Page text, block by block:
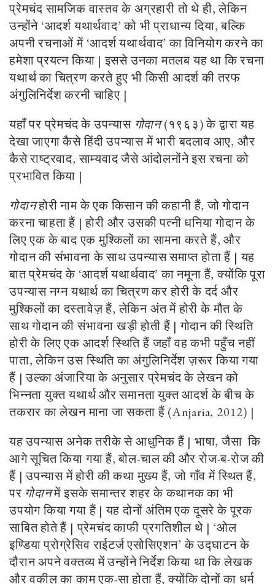
प्रेमचंद सामजिक वास्तव के अग्रहारी तो थे ही, लेकिन
उन्होंने ‘आदर्श यथार्थवाद’ को भी प्राधान्य दिया, बल्कि
अपनी रचनाओं में ‘आदर्श यथार्थवाद’ का विनियोग करने का
हमेशा प्रयत्न किया | इससे उनका मतलब यह था कि रचना
यथार्थ का चित्रण करते हुए भी किसी आदर्श की तरफ
अंगुलिनिर्देश करनी चाहिए |
यहाँ पर प्रेमचंद के उपन्यास गोदान(१९६३) के द्वारा यह
देखा जाएगा कैसे हिंदी उपन्यास में भारी बदलाव आए, और
कैसे राष्ट्रवाद, साम्यवाद जैसे आंदोलनोंने इस रचना को
प्रभावित किया |
गोदानहोरी नाम के एक किसान की कहानी हैं, जो गोदान
करना चाहता हैं | होरी और उसकी पत्नी धनिया गोदान के
लिए एक के बाद एक मुश्किलों का सामना करते हैं, और
गोदान की संभावना के साथ उपन्यास समाप्त होता हैं | यह
बात प्रेमचंद के ‘आदर्श यथार्थवाद’ का नमूना हैं, क्योंकि पूरा
उपन्यास नग्न यथार्थ का चित्रण कर होरी के दर्द और
मुश्किलों का दस्तावेज़ हैं, लेकिन अंत में होरी के मौत के
साथ गोदान की संभावना खड़ी होती हैं | गोदान की स्थिति
होरी के लिए एक आदर्श स्थिति हैं जहाँ वह कभी पहुँच नहीं
पाता, लेकिन उस स्थिति का अंगुलिनिर्देश ज़रूर किया गया
हैं | उल्का अंजारिया के अनुसार प्रेमचंद के लेखन को
भिन्नता युक्त यथार्थ और समानता युक्त आदर्श के बीच के
तकरार का लेखन माना जा सकता हैं (Anjaria, 2012) |
यह उपन्यास अनेक तरीके से आधुनिक हैं | भाषा, जैसा कि
आगे सूचित किया गया हैं, बोल-चाल की और रोज-ब-रोज की
हैं | उपन्यास में होरी की कथा मुख्य हैं, जो गाँव में स्थित हैं,
पर गोदानमें इसके समान्तर शहर के कथानक का भी
उपयोग किया गया हैं | यह दोनों अंतिम एक दूसरे के पूरक
साबित होते हैं | प्रेमचंद काफी प्रगतिशील थे | ‘ओल
इण्डिया प्रोग्रेसिव राईटर्ज एसोसिएशन’ के उद्घाटन के
दौरान अपने वक्तव्य में उन्होंने निर्देश किया था कि लेखक
और वकील का काम एक-सा होता हैं, क्योंकि दोनों का धर्म